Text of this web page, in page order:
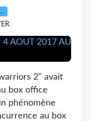
…
2" avait
box office
phénomène
au box